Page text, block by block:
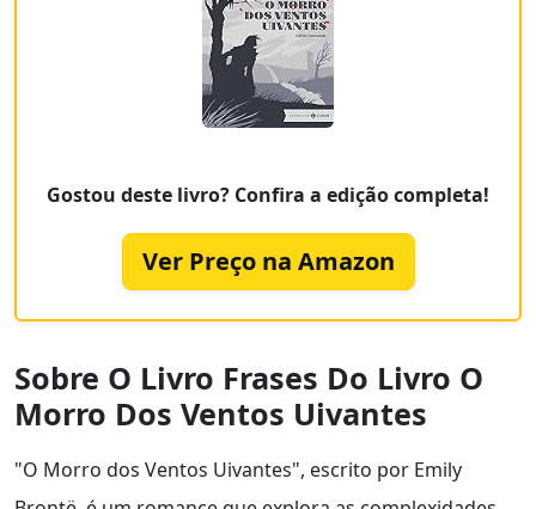
Gostou deste livro? Confira a edição completa!
Ver Preço na Amazon
Sobre O Livro Frases Do Livro O
Morro Dos Ventos Uivantes
"O Morro dos Ventos Uivantes", escrito por Emily